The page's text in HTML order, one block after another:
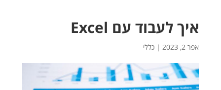
איך לעבוד עם Excel
אפר 2, 2023 | כללי